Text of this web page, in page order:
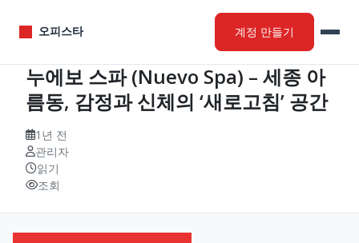
오피스타 계정 만들기
누에보 스파 (Nuevo Spa) – 세종 아
름동, 감정과 신체의 ‘새로고침’ 공간
1년 전
관리자
읽기
조회